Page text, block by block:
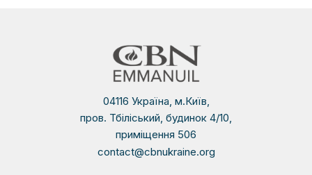
04116 Україна, м.Київ,
пров. Тбіліський, будинок 4/10,
приміщення 506
contact@cbnukraine.org